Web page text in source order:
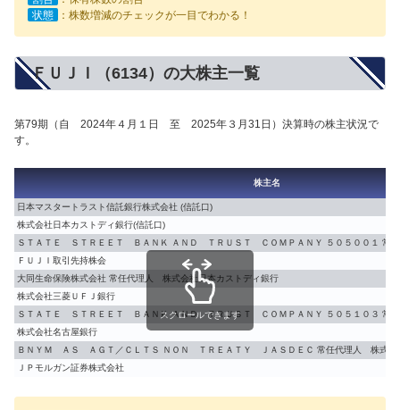
状態
：株数増減のチェックが一目でわかる！
ＦＵＪＩ（6134）の大株主一覧
第79期（自 2024年４月１日 至 2025年３月31日）決算時の株主状況で
す。
株主名
日本マスタートラスト信託銀行株式会社 (信託口)
株式会社日本カストディ銀行(信託口)
ＳＴＡＴＥ ＳＴＲＥＥＴ ＢＡＮＫ ＡＮＤ ＴＲＵＳＴ ＣＯＭＰＡＮＹ ５０５００１ 常
ＦＵＪＩ取引先持株会
大同生命保険株式会社 常任代理人 株式会社日本カストディ銀行
株式会社三菱ＵＦＪ銀行
ＳＴＡＴＥ ＳＴＲＥＥＴ ＢＡＮＫ ＡＮＤ ＴＲＵＳＴ ＣＯＭＰＡＮＹ ５０５１０３ 常
株式会社名古屋銀行
ＢＮＹＭ ＡＳ ＡＧＴ／ＣＬＴＳ ＮＯＮ ＴＲＥＡＴＹ ＪＡＳＤＥＣ 常任代理人 株式会
ＪＰモルガン証券株式会社
スクロールできます